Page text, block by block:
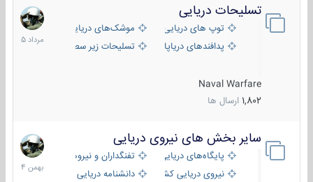
تسلیحات دریایی
توپ های دریایی
موشک‌های دریایی
پدافندهای دریاپایه
تسلیحات زیر سطحی
Naval Warfare
1,802 ارسال ها
2
مرداد
1405
سایر بخش های نیروی دریایی
پایگاه‌های دریایی
تفنگداران و نیروهای ویژه‌ی دریایی
نیروی دریایی کشورهای مختلفدانشنامه دریایی
22
بهمن
1404